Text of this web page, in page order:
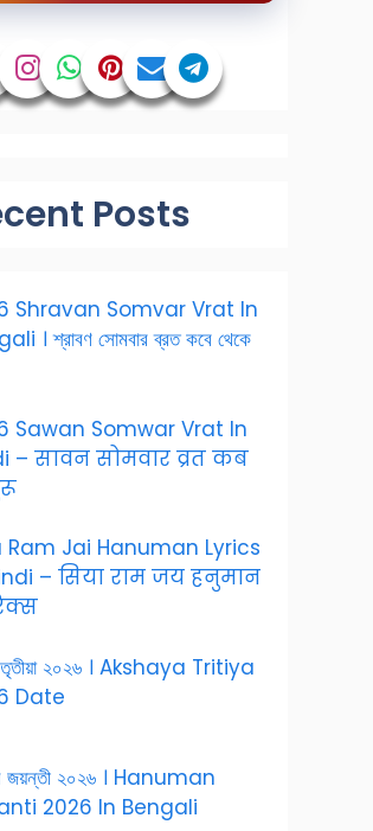
Posts
Shravan Somvar Vrat In
। শ্রাবণ সোমবার ব্রত কবে থেকে
Sawan Somwar Vrat In
– सावन सोमवार व्रत कब
Ram Jai Hanuman Lyrics
– सिया राम जय हनुमान
তৃতীয়া ২০২৬ । Akshaya Tritiya
Date
জয়ন্তী ২০২৬ । Hanuman
2026 In Bengali